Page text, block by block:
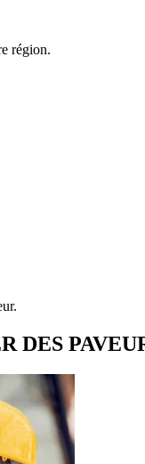
région.
DES